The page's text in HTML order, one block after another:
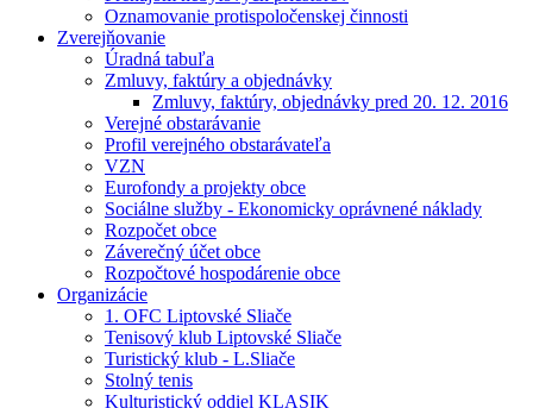
Oznamovanie protispoločenskej činnosti
Zverejňovanie
Úradná tabuľa
Zmluvy, faktúry a objednávky
Zmluvy, faktúry, objednávky pred 20. 12. 2016
Verejné obstarávanie
Profil verejného obstarávateľa
VZN
Eurofondy a projekty obce
Sociálne služby - Ekonomicky oprávnené náklady
Rozpočet obce
Záverečný účet obce
Rozpočtové hospodárenie obce
Organizácie
1. OFC Liptovské Sliače
Tenisový klub Liptovské Sliače
Turistický klub - L.Sliače
Stolný tenis
Kulturistický oddiel KLASIK